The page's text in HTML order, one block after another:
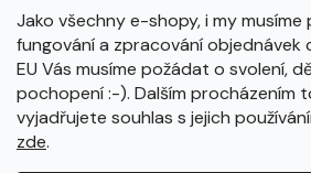
Jako všechny e-shopy, i my
fungování a zpracování objednávek
EU Vás musíme požádat o svolení,
pochopení :-). Dalším procházením
vyjadřujete souhlas s jejich
zde.
Sledovat na Instagramu